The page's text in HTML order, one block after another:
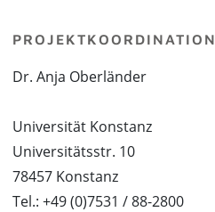
PROJEKTKOORDINATION
Dr. Anja Oberländer
Universität Konstanz
Universitätsstr. 10
78457 Konstanz
Tel.: +49 (0)7531 / 88-2800